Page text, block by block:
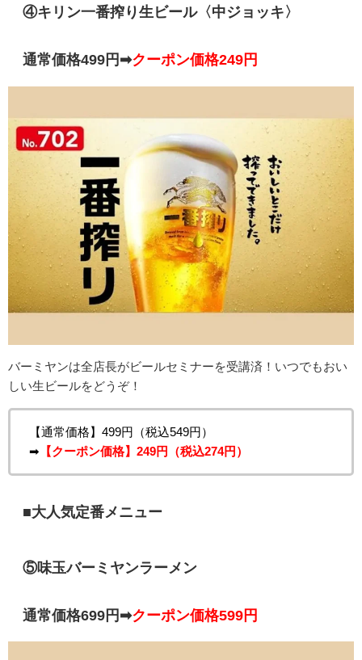
④キリン一番搾り生ビール〈中ジョッキ〉
通常価格499円➡クーポン価格249円
バーミヤンは全店長がビールセミナーを受講済！いつでもおい
しい生ビールをどうぞ！
【通常価格】499円（税込549円）
➡ 【クーポン価格】249円（税込274円）
■大人気定番メニュー
⑤味玉バーミヤンラーメン
通常価格699円➡クーポン価格599円